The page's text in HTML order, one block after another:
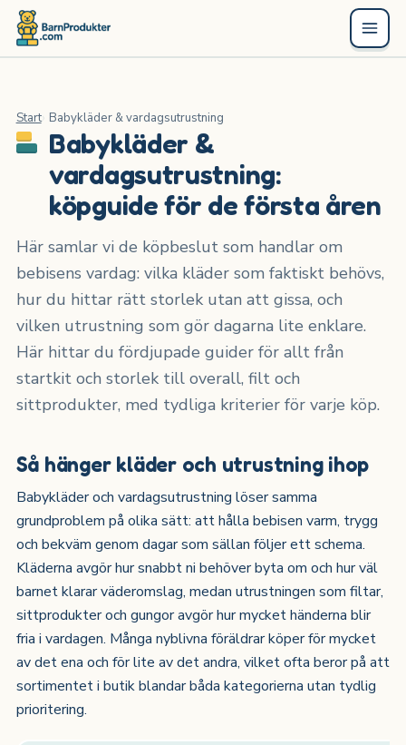
Start Babykläder & vardagsutrustning
Babykläder &
vardagsutrustning:
köpguide för de första åren
Här samlar vi de köpbeslut som handlar om
bebisens vardag: vilka kläder som faktiskt behövs,
hur du hittar rätt storlek utan att gissa, och
vilken utrustning som gör dagarna lite enklare.
Här hittar du fördjupade guider för allt från
startkit och storlek till overall, filt och
sittprodukter, med tydliga kriterier för varje köp.
Så hänger kläder och utrustning ihop
Babykläder och vardagsutrustning löser samma
grundproblem på olika sätt: att hålla bebisen varm, trygg
och bekväm genom dagar som sällan följer ett schema.
Kläderna avgör hur snabbt ni behöver byta om och hur väl
barnet klarar väderomslag, medan utrustningen som filtar,
sittprodukter och gungor avgör hur mycket händerna blir
fria i vardagen. Många nyblivna föräldrar köper för mycket
av det ena och för lite av det andra, vilket ofta beror på att
sortimentet i butik blandar båda kategorierna utan tydlig
prioritering.